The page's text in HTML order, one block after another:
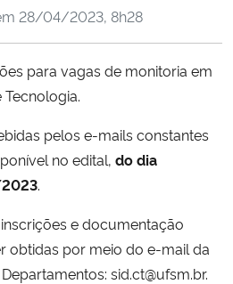
Inovações e Comunicações
28/04/2023, 8h28
para vagas de monitoria em
pelos e-mails constantes
no edital, do dia
.
e documentação
obtidas por meio do e-mail da
sid.ct@ufsm.br.